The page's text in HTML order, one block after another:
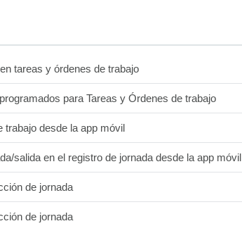
tareas y órdenes de trabajo
para Tareas y Órdenes de trabajo
trabajo desde la app móvil
salida en el registro de jornada desde la app móvil
de jornada
de jornada